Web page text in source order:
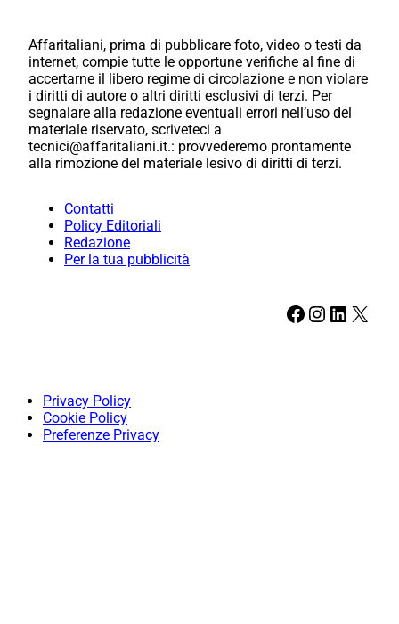
Affaritaliani, prima di pubblicare foto, video o testi da
internet, compie tutte le opportune verifiche al fine di
accertarne il libero regime di circolazione e non violare
i diritti di autore o altri diritti esclusivi di terzi. Per
segnalare alla redazione eventuali errori nell’uso del
materiale riservato, scriveteci a
tecnici@affaritaliani.it.: provvederemo prontamente
alla rimozione del materiale lesivo di diritti di terzi.
Contatti
Policy Editoriali
Redazione
Per la tua pubblicità
Facebook Instagram LinkedIn X
Privacy Policy
Cookie Policy
Preferenze Privacy